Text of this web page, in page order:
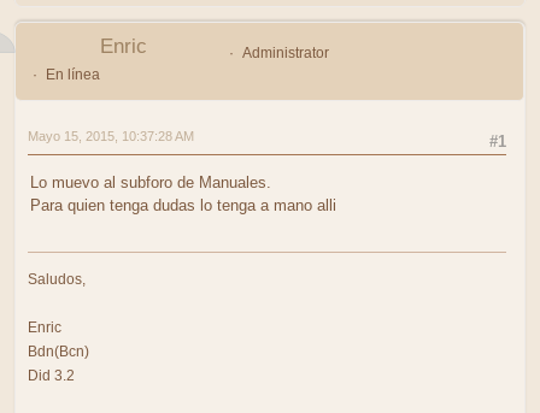
Enric
Administrator
En línea
#1
Mayo 15, 2015, 10:37:28 AM
Lo muevo al subforo de Manuales.
Para quien tenga dudas lo tenga a mano alli
Saludos,
Enric
Bdn(Bcn)
Did 3.2